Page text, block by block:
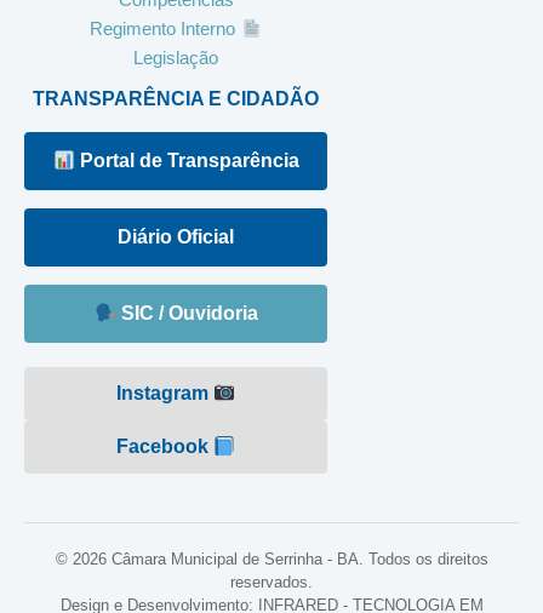
Regimento Interno
Legislação
TRANSPARÊNCIA E CIDADÃO
Portal de Transparência
Diário Oficial
SIC / Ouvidoria
Instagram
Facebook
© 2026 Câmara Municipal de Serrinha - BA. Todos os direitos
reservados.
Design e Desenvolvimento: INFRARED - TECNOLOGIA EM